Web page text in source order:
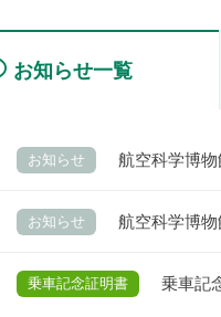
お知らせ一覧
お知らせ 航空科学博
お知らせ 航空科学博
乗車記念証明書 乗車記